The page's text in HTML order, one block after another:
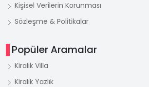
Kişisel Verilerin Korunması
Sözleşme & Politikalar
Popüler Aramalar
Kiralık Villa
Kiralık Yazlık